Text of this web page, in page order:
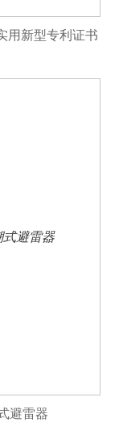
用新型专利证书
避雷器